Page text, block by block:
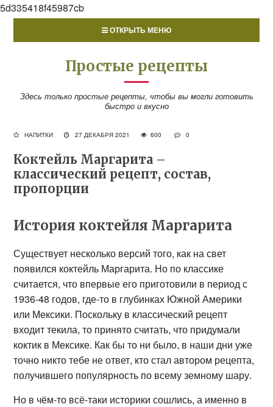
5d335418f45987cb
ОТКРЫТЬ МЕНЮ
Простые рецепты
Здесь только простые рецепты, чтобы вы могли готовить
быстро и вкусно
НАПИТКИ 27 ДЕКАБРЯ 2021 600 0
Коктейль Маргарита –
классический рецепт, состав,
пропорции
История коктейля Маргарита
Существует несколько версий того, как на свет
появился коктейль Маргарита. Но по классике
считается, что впервые его приготовили в период с
1936-48 годов, где-то в глубинках Южной Америки
или Мексики. Поскольку в классический рецепт
входит текила, то принято считать, что придумали
коктик в Мексике. Как бы то ни было, в наши дни уже
точно никто тебе не ответ, кто стал автором рецепта,
получившего популярность по всему земному шару.
Но в чём-то всё-таки историки сошлись, а именно в